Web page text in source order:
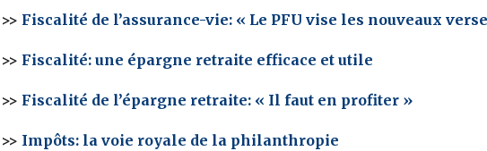
>> Fiscalité de l’assurance-vie: « Le PFU vise les nouveaux
>> Fiscalité: une épargne retraite efficace et utile
>> Fiscalité de l’épargne retraite: « Il faut en profiter »
>> Impôts: la voie royale de la philanthropie